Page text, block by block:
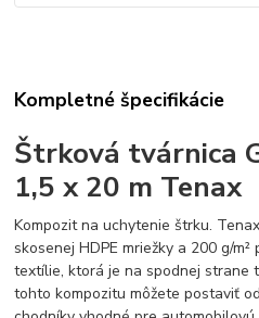
Kompletné špecifikácie
Štrková tvárnica
1,5 x 20 m Tenax
Kompozit na uchytenie štrku.
skosenej HDPE mriežky a 200 g/
textílie, ktorá je na spodnej strane
tohto kompozitu môžete postaviť